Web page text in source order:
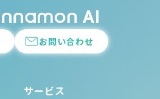
お問い合わせ
サービス